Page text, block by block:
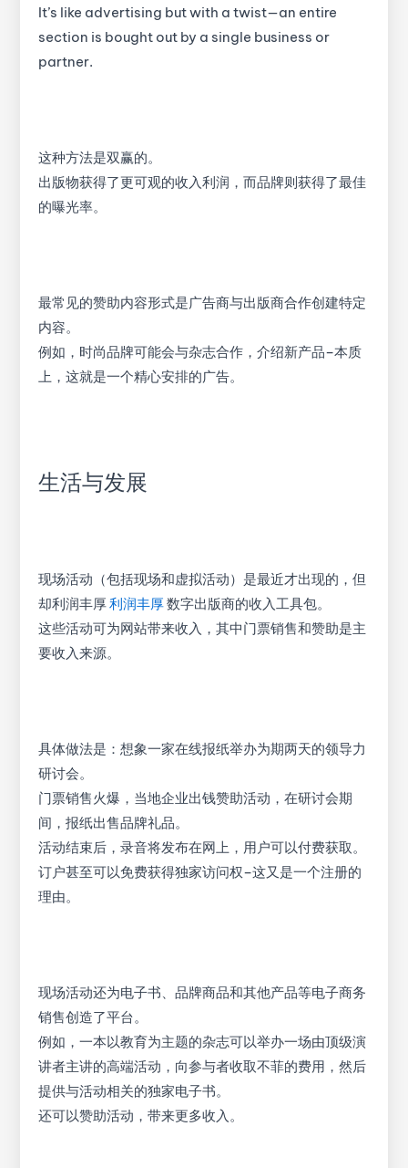
It’s like advertising but with a twist—an entire
section is bought out by a single business or
partner.
这种方法是双赢的。
出版物获得了更可观的收入利润，而品牌则获得了最佳
的曝光率。
最常见的赞助内容形式是广告商与出版商合作创建特定
内容。
例如，时尚品牌可能会与杂志合作，介绍新产品–本质
上，这就是一个精心安排的广告。
生活与发展
现场活动（包括现场和虚拟活动）是最近才出现的，但
却利润丰厚利润丰厚数字出版商的收入工具包。
这些活动可为网站带来收入，其中门票销售和赞助是主
要收入来源。
具体做法是：想象一家在线报纸举办为期两天的领导力
研讨会。
门票销售火爆，当地企业出钱赞助活动，在研讨会期
间，报纸出售品牌礼品。
活动结束后，录音将发布在网上，用户可以付费获取。
订户甚至可以免费获得独家访问权–这又是一个注册的
理由。
现场活动还为电子书、品牌商品和其他产品等电子商务
销售创造了平台。
例如，一本以教育为主题的杂志可以举办一场由顶级演
讲者主讲的高端活动，向参与者收取不菲的费用，然后
提供与活动相关的独家电子书。
还可以赞助活动，带来更多收入。